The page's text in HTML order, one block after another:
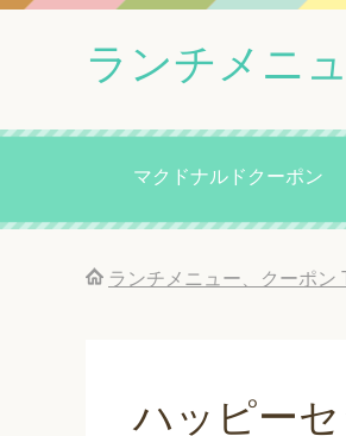
ランチメニ
マクドナルドクーポン
ランチメニュー、クーポン
ハッピー